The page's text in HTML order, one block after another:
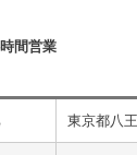
間営業
東京都八